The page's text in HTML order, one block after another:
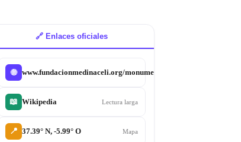
🔗 Enlaces oficiales
🌐 www.fundacionmedinaceli.org/monumentos/pilatos
📖 Wikipedia Lectura larga
📍 37.39° N, -5.99° O Mapa